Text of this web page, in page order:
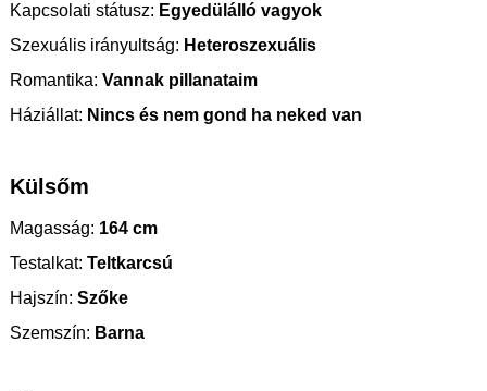
Kapcsolati státusz: Egyedülálló vagyok
Szexuális irányultság: Heteroszexuális
Romantika: Vannak pillanataim
Háziállat: Nincs és nem gond ha neked van
Külsőm
Magasság: 164 cm
Testalkat: Teltkarcsú
Hajszín: Szőke
Szemszín: Barna